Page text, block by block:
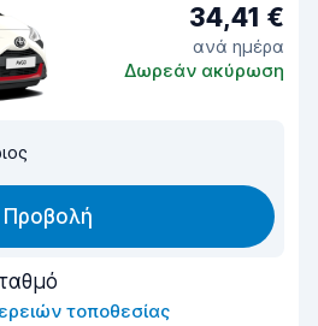
34,41 €
ανά ημέρα
Δωρεάν ακύρωση
Προβολή
τοποθεσίας